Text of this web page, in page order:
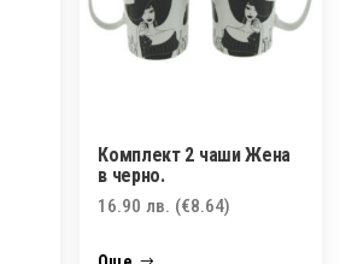
Комплект 2 чаши Жена
в черно.
16.90лв. (€8.64)